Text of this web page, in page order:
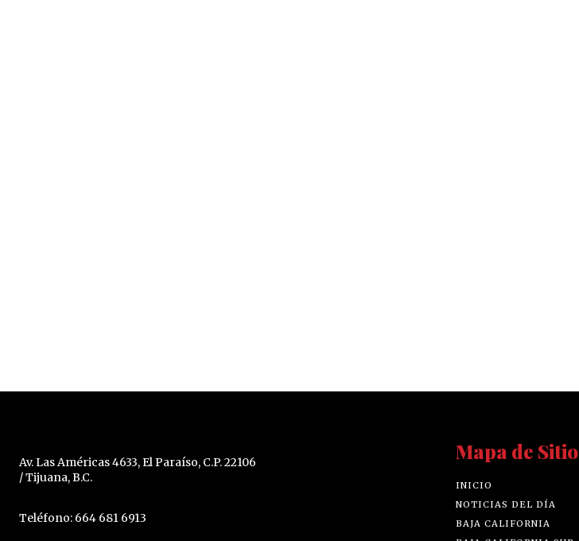
Av. Las Américas 4633, El Paraíso, C.P. 22106
/ Tijuana, B.C.
Teléfono: 664 681 6913
Mapa de Sitio
INICIO
NOTICIAS DEL DÍA
BAJA CALIFORNIA